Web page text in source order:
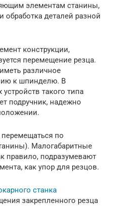
элементам станины,
обработка деталей разной
конструкции,
перемещение резца.
различное
к шпинделю. В
такого типа
подручник, надежно
перемещаться по
Малогабаритные
правило, подразумевают
как упор для резцов.
станка
закрепленного резца